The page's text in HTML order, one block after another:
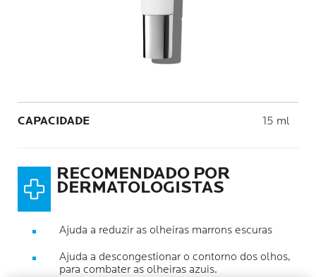
CAPACIDADE Volume
15 ml
RECOMENDADO POR
DERMATOLOGISTAS
Ajuda a reduzir as olheiras marrons escuras
Ajuda a descongestionar o contorno dos olhos,
para combater as olheiras azuis.